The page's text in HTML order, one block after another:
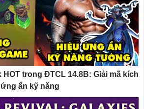
HOT trong ĐTCL 14.8B: Giải mã kích
ẩn kỹ năng